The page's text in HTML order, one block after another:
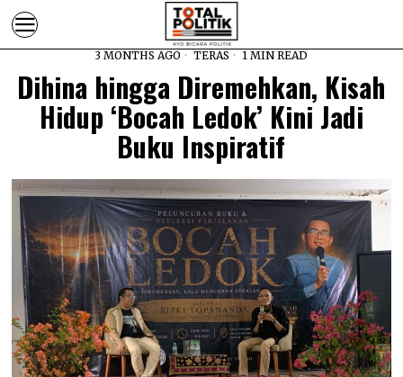
3 MONTHS AGO TERAS 1 MIN READ
Dihina hingga Diremehkan, Kisah
Hidup ‘Bocah Ledok’ Kini Jadi
Buku Inspiratif